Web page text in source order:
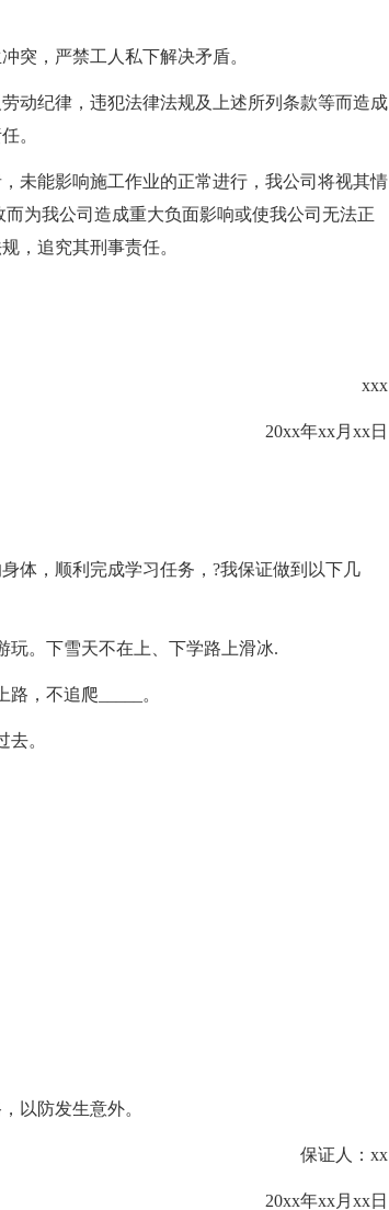
突，严禁工人私下解决矛盾。
动纪律，违犯法律法规及上述所列条款等而造成
。
未能影响施工作业的正常进行，我公司将视其情
为我公司造成重大负面影响或使我公司无法正
，追究其刑事责任。
xxx
20xx年xx月xx日
体，顺利完成学习任务，?我保证做到以下几
玩。下雪天不在上、下学路上滑冰.
，不追爬_____。
。
以防发生意外。
保证人：xx
20xx年xx月xx日